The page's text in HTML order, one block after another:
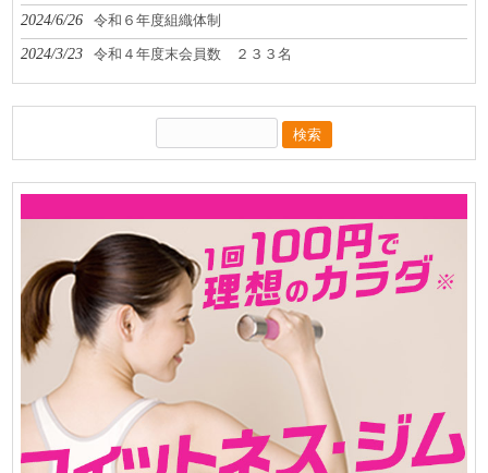
2024/6/26 令和６年度組織体制
2024/3/23 令和４年度末会員数 ２３３名
索: